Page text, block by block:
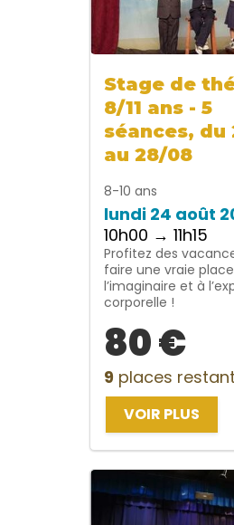
Stage de
8/11 ans - 5
séances, du
au 28/08
8-10 ans
lundi 24 août
10h00 → 11h15
Profitez des
faire une vraie
l’imaginaire et à
corporelle !
80 €
9 places
VOIR PLUS